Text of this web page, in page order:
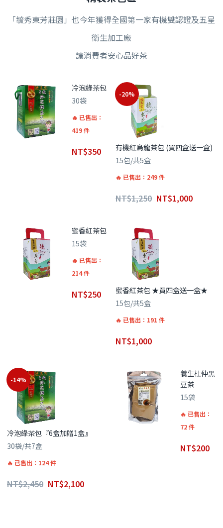
「毓秀東芳莊園」也今年獲得全國第一家有機雙認證及五星
衛生加工廠
讓消費者安心品好茶
冷泡綠茶包
30袋
已售出：
419 件
NT$350
-20%
有機紅烏龍茶包 (買四盒送一盒)
15包/共5盒
已售出：249 件
NT$1,250 NT$1,000
蜜香紅茶包
15袋
已售出：
214 件
NT$250
蜜香紅茶包 ★買四盒送一盒★
15包/共5盒
已售出：191 件
NT$1,000
-14%
冷泡綠茶包『6盒加贈1盒』
30袋/共7盒
已售出：124 件
NT$2,450 NT$2,100
養生杜仲黑
豆茶
15袋
已售出：
72 件
NT$200